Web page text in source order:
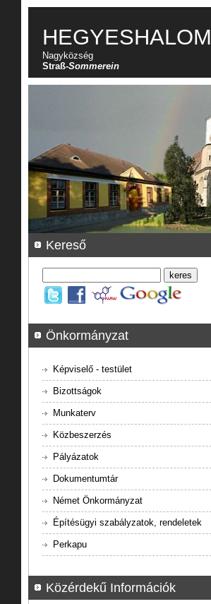
HEGYESHALOM
Nagyközség
Straß-Sommerein
Kereső
Önkormányzat
Képviselő - testület
Bizottságok
Munkaterv
Közbeszerzés
Pályázatok
Dokumentumtár
Német Önkormányzat
Építésügyi szabályzatok, rendeletek
Perkapu
Közérdekű Információk